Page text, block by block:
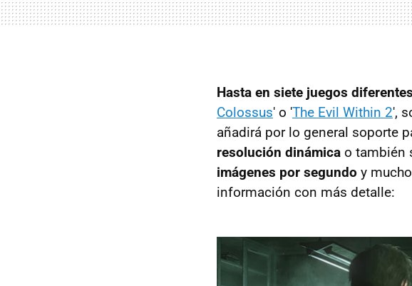
Hasta en siete juegos diferentes
Colossus' o 'The Evil Within 2',
añadirá por lo general soporte
resolución dinámica o también
imágenes por segundo y
información con más detalle: